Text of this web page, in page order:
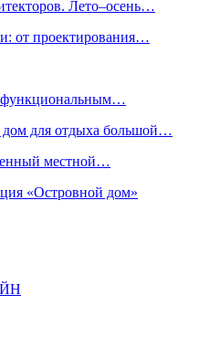
Лето–осень…
от проектирования…
для отдыха большой…
местной…
«Островной дом»